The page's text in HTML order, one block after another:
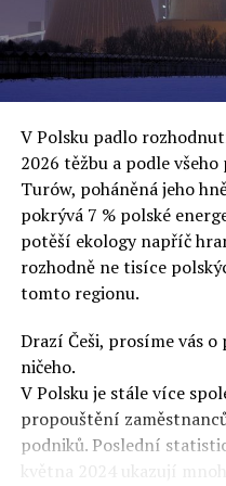
oslovuje své voliče,
uvěří a nebudou se ptát
Ziemkiewicz, redaktor
dodal: „Když se
podařilo prodat na aukci
000 euro, bylo to
velký úspěch. Za vlády
milionu euro, což bylo
komentováno jako konec
kontrolorů činnosti PiS
praní peněz či jinou
Tuskova čísla jsou ale
Ziemkiewicz. „Ve vládní
Tusk tvrdil, že za vlády
prodalo 600 000 víz do
vytvořena parlamentní
ale pouze na to, že 220
prostřednictvím úplatků
V Polsku padlo
2026 těžbu a podle
Turów, poháněná jeho
pokrývá 7 % polské
potěší ekology napříč
rozhodně ne tisíce
tomto regionu.
Drazí Češi, prosíme vás o
ničeho.
V Polsku je stále více
propouštění
podniků. Poslední
května 2024 ukazují